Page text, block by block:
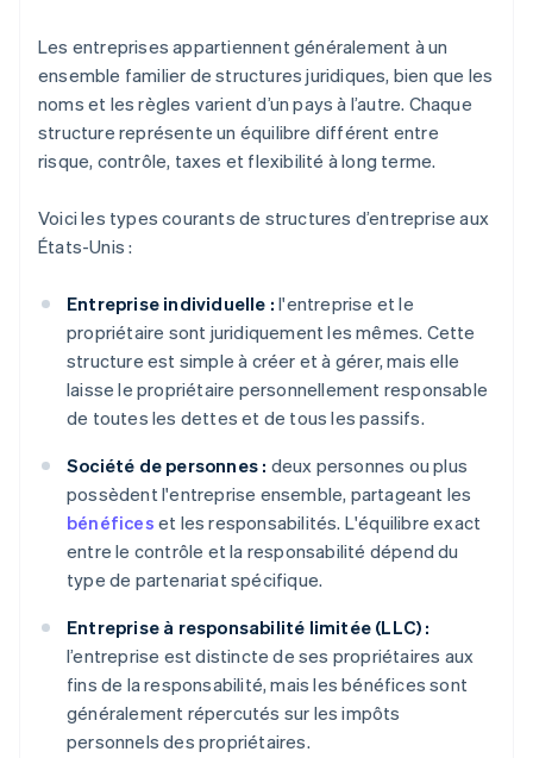
Les entreprises appartiennent généralement à un
ensemble familier de structures juridiques, bien que les
noms et les règles varient d’un pays à l’autre. Chaque
structure représente un équilibre différent entre
risque, contrôle, taxes et flexibilité à long terme.
Voici les types courants de structures d’entreprise aux
États-Unis :
Entreprise individuelle : l'entreprise et le
propriétaire sont juridiquement les mêmes. Cette
structure est simple à créer et à gérer, mais elle
laisse le propriétaire personnellement responsable
de toutes les dettes et de tous les passifs.
Société de personnes : deux personnes ou plus
possèdent l'entreprise ensemble, partageant les
bénéfices et les responsabilités. L'équilibre exact
entre le contrôle et la responsabilité dépend du
type de partenariat spécifique.
Entreprise à responsabilité limitée (LLC) :
l’entreprise est distincte de ses propriétaires aux
fins de la responsabilité, mais les bénéfices sont
généralement répercutés sur les impôts
personnels des propriétaires.